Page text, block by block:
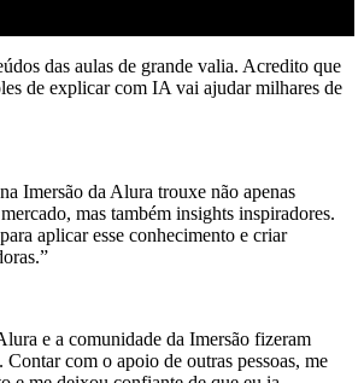
das aulas de grande valia. Acredito que
de explicar com IA vai ajudar milhares de
Imersão da Alura trouxe não apenas
mas também insights inspiradores.
aplicar esse conhecimento e criar
e a comunidade da Imersão fizeram
Contar com o apoio de outras pessoas, me